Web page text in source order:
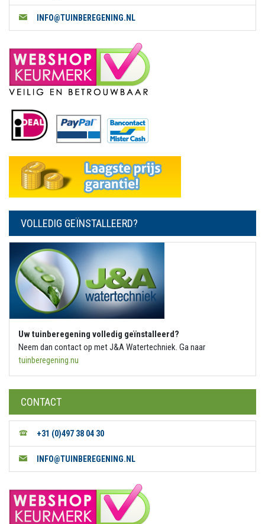
INFO@TUINBEREGENING.NL
VOLLEDIG GEÏNSTALLEERD?
Uw tuinberegening volledig geïnstalleerd?
Neem dan contact op met J&A Watertechniek. Ga naar
tuinberegening.nu
CONTACT
+31 (0)497 38 04 30
INFO@TUINBEREGENING.NL